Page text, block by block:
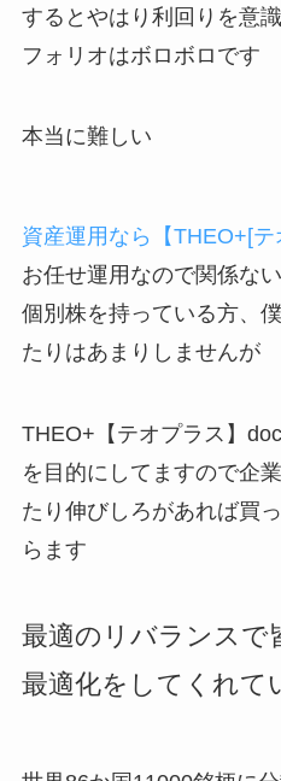
するとやはり利回りを意
フォリオはボロボロです
本当に難しい
資産運用なら【THEO+[テ
お任せ運用なので関係な
個別株を持っている方、
たりはあまりしませんが
THEO+【テオプラス】
を目的にしてますので企
たり伸びしろがあれば買
らます
最適のリバランスで
最適化をしてくれて